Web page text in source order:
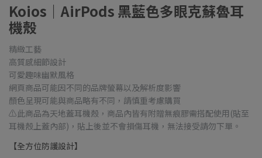
Koios｜AirPods 黑藍色多眼克蘇魯耳
機殼
精緻工藝
高質感細節設計
可愛趣味幽默風格
網頁商品可能因不同的品牌螢幕以及解析度影響
顏色呈現可能與商品略有不同，請慎重考慮購買
⚠️此商品為天地蓋耳機殼，商品內皆有附贈無痕膠需搭配使用(貼至
耳機殼上蓋內部)，貼上後並不會損傷耳機，無法接受請勿下單。
【全方位防護設計】